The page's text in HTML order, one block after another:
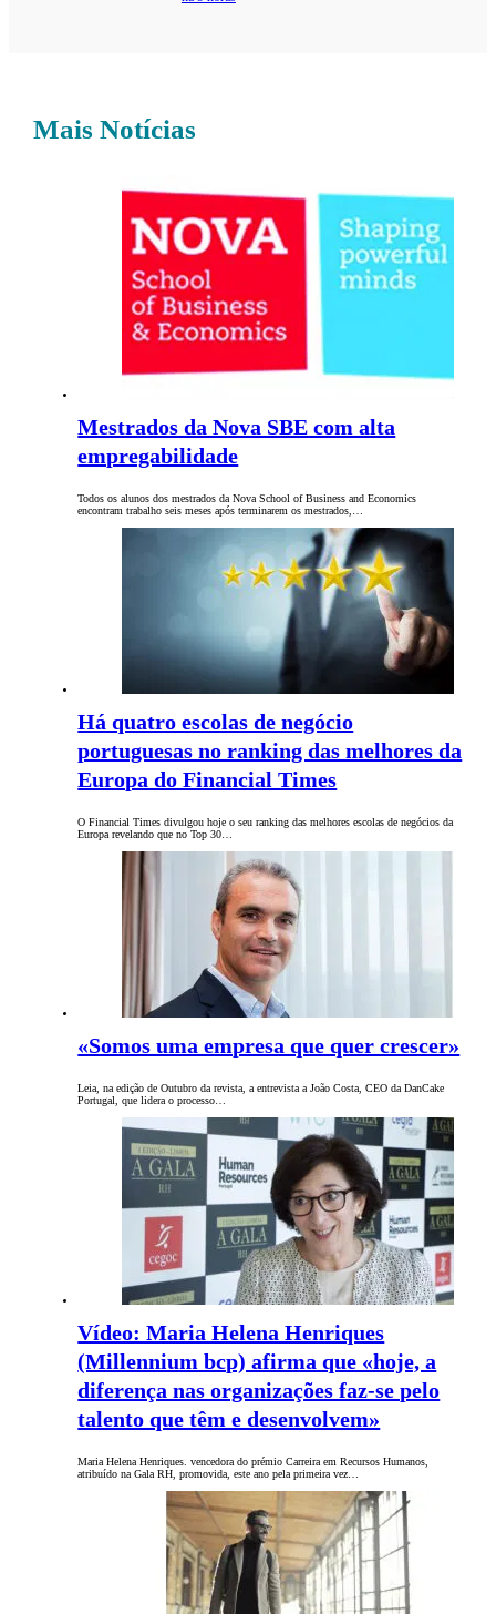
Mais Notícias
Mestrados da Nova SBE com alta
empregabilidade
Todos os alunos dos mestrados da Nova School of Business and Economics
encontram trabalho seis meses após terminarem os mestrados,…
Há quatro escolas de negócio
portuguesas no ranking das melhores da
Europa do Financial Times
O Financial Times divulgou hoje o seu ranking das melhores escolas de negócios da
Europa revelando que no Top 30…
«Somos uma empresa que quer crescer»
Leia, na edição de Outubro da revista, a entrevista a João Costa, CEO da DanCake
Portugal, que lidera o processo…
Vídeo: Maria Helena Henriques
(Millennium bcp) afirma que «hoje, a
diferença nas organizações faz-se pelo
talento que têm e desenvolvem»
Maria Helena Henriques. vencedora do prémio Carreira em Recursos Humanos,
atribuído na Gala RH, promovida, este ano pela primeira vez…